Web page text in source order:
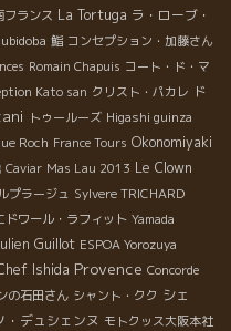
フランス La Tortuga ラ・ローブ・
鮨 コンセプション・加藤さん
Romain Chapuis コート・ド・マ
Kato san クリスト・パカレ ド
トゥールーズ Higashi guinza
Roch France Tours Okonomiyaki
Caviar Mas Lau 2013 Le Clown
プラージュ Sylvere TRICHARD
ドワール・ラフィット Yamada
Guillot ESPOA Yorozuya
Ishida Provence Concorde
の石田さん シャント・クク シェ
・デュシェンヌ モトクッス大阪本社